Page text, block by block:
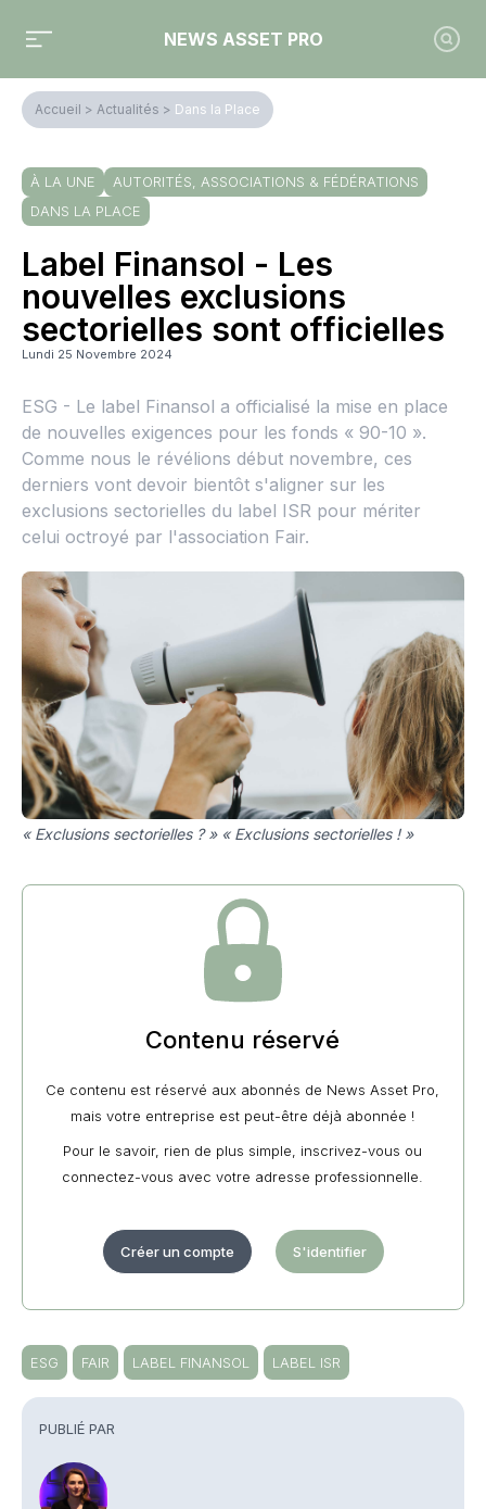
NEWS ASSET PRO
Accueil > Actualités > Dans la Place
PUBLIÉ PAR
À LA UNE
AUTORITÉS, ASSOCIATIONS & FÉDÉRATIONS
DANS LA PLACE
Label Finansol - Les
nouvelles exclusions
sectorielles sont officielles
Lundi 25 Novembre 2024
ESG - Le label Finansol a officialisé la mise en place
de nouvelles exigences pour les fonds « 90-10 ».
Comme nous le révélions début novembre, ces
derniers vont devoir bientôt s'aligner sur les
exclusions sectorielles du label ISR pour mériter
celui octroyé par l'association Fair.
« Exclusions sectorielles ? » « Exclusions sectorielles ! »
Contenu réservé
Ce contenu est réservé aux abonnés de News Asset Pro,
mais votre entreprise est peut-être déjà abonnée !
Pour le savoir, rien de plus simple, inscrivez-vous ou
connectez-vous avec votre adresse professionnelle.
Créer un compte S'identifier
ESG FAIR LABEL FINANSOL LABEL ISR